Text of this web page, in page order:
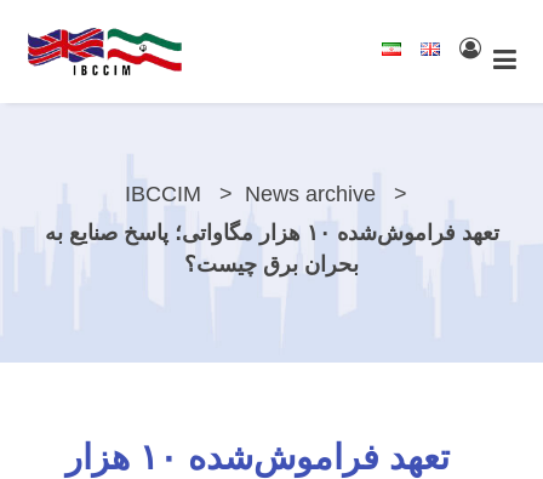
IBCCIM
News archive
تعهد فراموش‌شده ۱۰ هزار مگاواتی؛ پاسخ صنایع به
بحران برق چیست؟
تعهد فراموش‌شده ۱۰ هزار